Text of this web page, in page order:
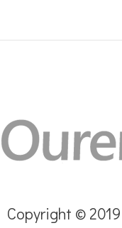
Copyright ©